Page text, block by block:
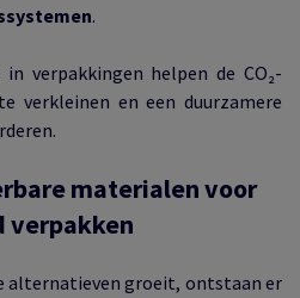
.
in verpakkingen helpen de CO₂-
verkleinen en een duurzamere
materialen voor
verpakken
alternatieven groeit, ontstaan er